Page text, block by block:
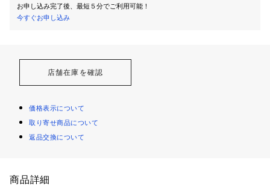
お申し込み完了後、最短５分でご利用可能！
今すぐお申し込み
店舗在庫を確認
価格表示について
取り寄せ商品について
返品交換について
商品詳細